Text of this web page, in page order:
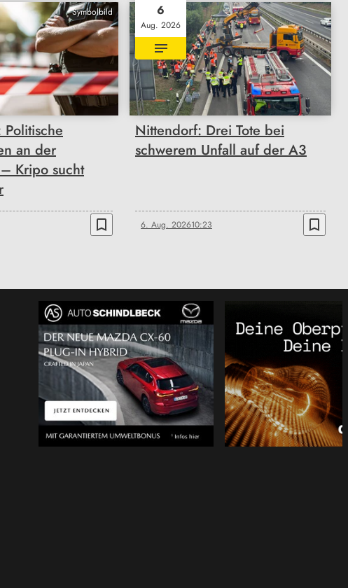
Symbolbild
an der
Kripo sucht
bookmark_border
6
Aug. 2026
Nittendorf: Drei Tote bei
schwerem Unfall auf der A3
6. Aug. 202610:23 bookmark_border